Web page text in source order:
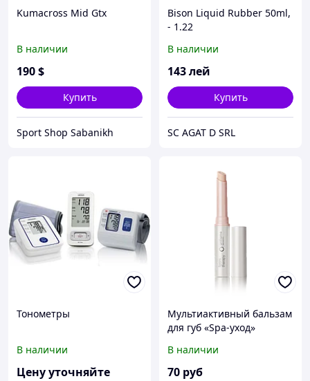
Kumacross Mid Gtx
В наличии
190$
Купить
Sport Shop Sabanikh
Bison Liquid Rubber 50ml,
- 1.22
В наличии
143лей
Купить
SC AGAT D SRL
Тонометры
В наличии
Цену уточняйте
Мультиактивный бальзам
для губ «Spa-уход»
В наличии
70 руб